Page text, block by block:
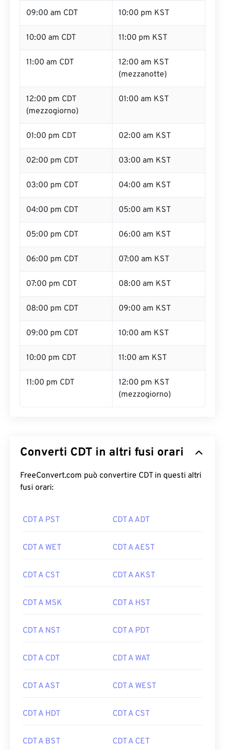
09:00 am CDT 10:00 pm KST
10:00 am CDT 11:00 pm KST
11:00 am CDT
12:00 am KST
(mezzanotte)
12:00 pm CDT
(mezzogiorno)
01:00 am KST
01:00 pm CDT 02:00 am KST
02:00 pm CDT 03:00 am KST
03:00 pm CDT 04:00 am KST
04:00 pm CDT 05:00 am KST
05:00 pm CDT 06:00 am KST
06:00 pm CDT 07:00 am KST
07:00 pm CDT 08:00 am KST
08:00 pm CDT 09:00 am KST
09:00 pm CDT 10:00 am KST
10:00 pm CDT 11:00 am KST
11:00 pm CDT
12:00 pm KST
(mezzogiorno)
Converti CDT in altri fusi orari
FreeConvert.com può convertire CDT in questi altri
fusi orari:
CDT A PST CDT A ADT
CDT A WET CDT A AEST
CDT A CST CDT A AKST
CDT A MSK CDT A HST
CDT A NST CDT A PDT
CDT A CDT CDT A WAT
CDT A AST CDT A WEST
CDT A HDT CDT A CST
CDT A BST CDT A CET